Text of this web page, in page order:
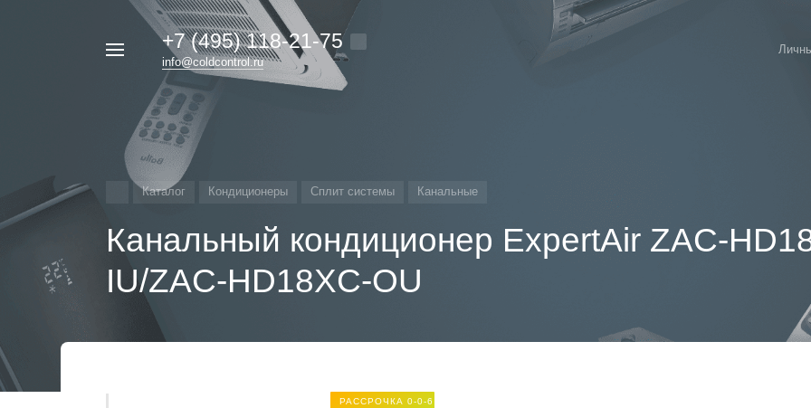
+7 (495) 118-21-75
info@coldcontrol.ru
Каталог Кондиционеры Сплит системы Канальные
Канальный кондиционер ExpertAir ZAC-
IU/ZAC-HD18XC-OU
РАССРОЧКА 0-0-6